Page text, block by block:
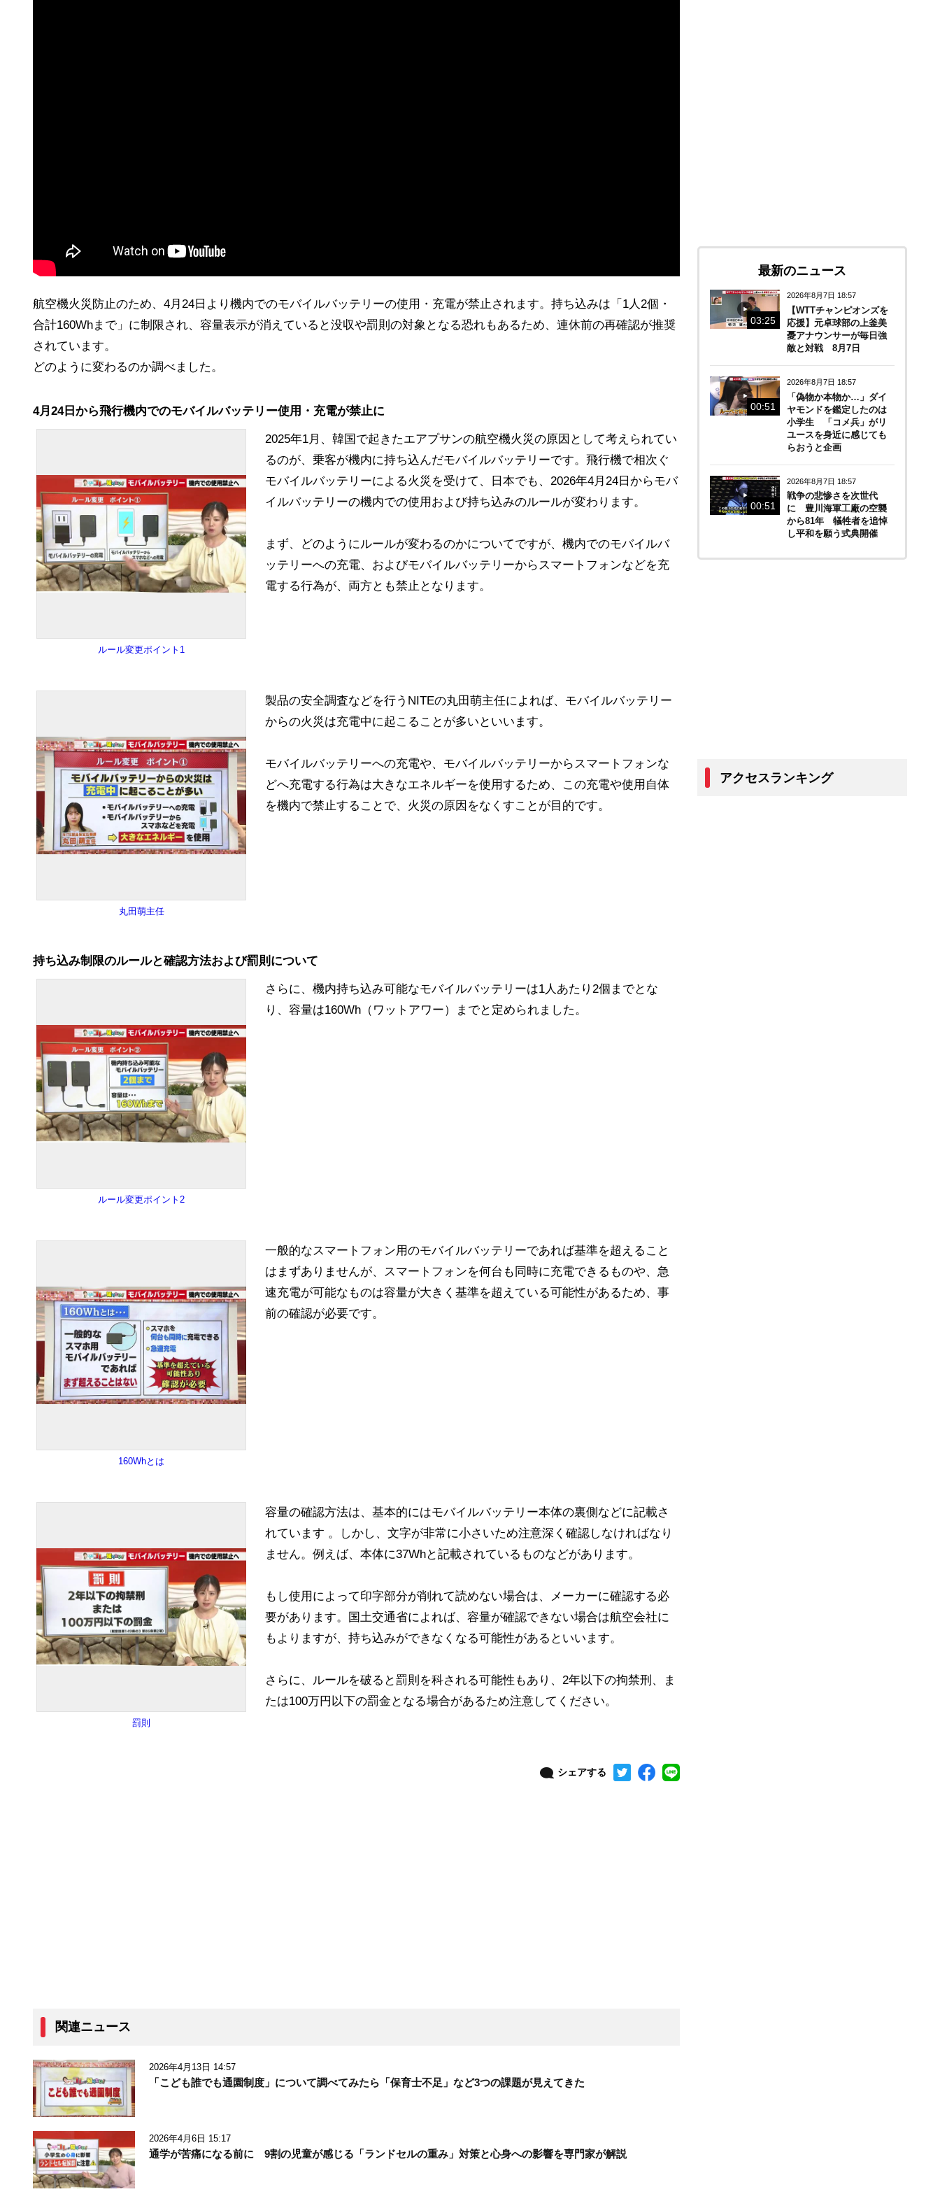
航空機火災防止のため、4月24日より機内でのモバイルバッテリーの使用・充電が禁止されます。持ち込みは「1人2個・
合計160Whまで」に制限され、容量表示が消えていると没収や罰則の対象となる恐れもあるため、連休前の再確認が推奨
されています。
どのように変わるのか調べました。
4月24日から飛行機内でのモバイルバッテリー使用・充電が禁止に
ルール変更ポイント1
2025年1月、韓国で起きたエアプサンの航空機火災の原因として考えられてい
るのが、乗客が機内に持ち込んだモバイルバッテリーです。飛行機で相次ぐ
モバイルバッテリーによる火災を受けて、日本でも、2026年4月24日からモバ
イルバッテリーの機内での使用および持ち込みのルールが変わります。
まず、どのようにルールが変わるのかについてですが、機内でのモバイルバ
ッテリーへの充電、およびモバイルバッテリーからスマートフォンなどを充
電する行為が、両方とも禁止となります。
丸田萌主任
製品の安全調査などを行うNITEの丸田萌主任によれば、モバイルバッテリー
からの火災は充電中に起こることが多いといいます。
モバイルバッテリーへの充電や、モバイルバッテリーからスマートフォンな
どへ充電する行為は大きなエネルギーを使用するため、この充電や使用自体
を機内で禁止することで、火災の原因をなくすことが目的です。
持ち込み制限のルールと確認方法および罰則について
ルール変更ポイント2
さらに、機内持ち込み可能なモバイルバッテリーは1人あたり2個までとな
り、容量は160Wh（ワットアワー）までと定められました。
160Whとは
一般的なスマートフォン用のモバイルバッテリーであれば基準を超えること
はまずありませんが、スマートフォンを何台も同時に充電できるものや、急
速充電が可能なものは容量が大きく基準を超えている可能性があるため、事
前の確認が必要です。
罰則
容量の確認方法は、基本的にはモバイルバッテリー本体の裏側などに記載さ
れています 。しかし、文字が非常に小さいため注意深く確認しなければなり
ません。例えば、本体に37Whと記載されているものなどがあります。
もし使用によって印字部分が削れて読めない場合は、メーカーに確認する必
要があります。国土交通省によれば、容量が確認できない場合は航空会社に
もよりますが、持ち込みができなくなる可能性があるといいます。
さらに、ルールを破ると罰則を科される可能性もあり、2年以下の拘禁刑、ま
たは100万円以下の罰金となる場合があるため注意してください。
シェアする
関連ニュース
2026年4月13日 14:57
「こども誰でも通園制度」について調べてみたら「保育士不足」など3つの課題が見えてきた
2026年4月6日 15:17
通学が苦痛になる前に 9割の児童が感じる「ランドセルの重み」対策と心身への影響を専門家が解説
最新のニュース
03:25
2026年8月7日 18:57
【WTTチャンピオンズを
応援】元卓球部の上釜美
憂アナウンサーが毎日強
敵と対戦 8月7日
00:51
2026年8月7日 18:57
「偽物か本物か…」ダイ
ヤモンドを鑑定したのは
小学生 「コメ兵」がリ
ユースを身近に感じても
らおうと企画
00:51
2026年8月7日 18:57
戦争の悲惨さを次世代
に 豊川海軍工廠の空襲
から81年 犠牲者を追悼
し平和を願う式典開催
アクセスランキング